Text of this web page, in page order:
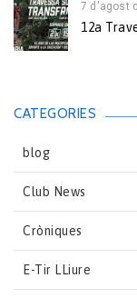
7 d'agost
12a
CATEGORIES
blog
Club News
Cròniques
E-Tir LLiure